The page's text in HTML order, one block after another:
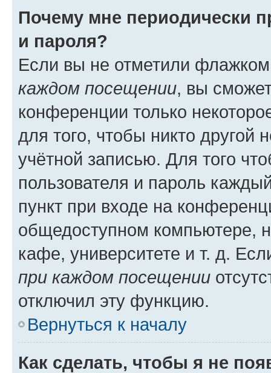
Почему мне периодически
и пароля?
Если вы не отметили
каждом посещении, вы
конференции только
для того, чтобы никто другой
учётной записью. Для того
пользователя и пароль
пункт при входе на
общедоступном компьютере,
кафе, университете и т. д.
при каждом посещении
отключил эту функцию.
Вернуться к началу
Как сделать, чтобы я не